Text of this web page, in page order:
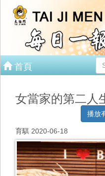
首頁
女當家的第二人
播放
育騏 2020-06-18